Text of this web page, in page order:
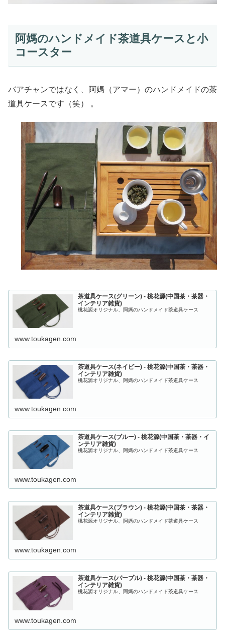
阿媽のハンドメイド茶道具ケースと小
コースター
バアチャンではなく、阿媽（アマー）のハンドメイドの茶
道具ケースです（笑） 。
茶道具ケース(グリーン) - 桃花源(中国茶・茶器・
インテリア雑貨)
桃花源オリジナル、阿媽のハンドメイド茶道具ケース
www.toukagen.com
茶道具ケース(ネイビー) - 桃花源(中国茶・茶器・
インテリア雑貨)
桃花源オリジナル、阿媽のハンドメイド茶道具ケース
www.toukagen.com
茶道具ケース(ブルー) - 桃花源(中国茶・茶器・イ
ンテリア雑貨)
桃花源オリジナル、阿媽のハンドメイド茶道具ケース
www.toukagen.com
茶道具ケース(ブラウン) - 桃花源(中国茶・茶器・
インテリア雑貨)
桃花源オリジナル、阿媽のハンドメイド茶道具ケース
www.toukagen.com
茶道具ケース(パープル) - 桃花源(中国茶・茶器・
インテリア雑貨)
桃花源オリジナル、阿媽のハンドメイド茶道具ケース
www.toukagen.com